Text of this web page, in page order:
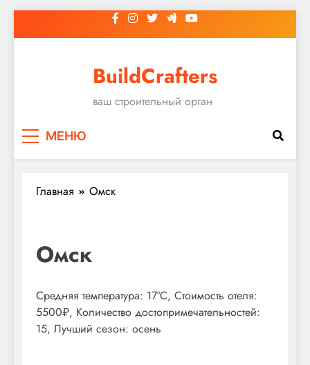
к
BuildCrafters
ваш строительный орган
МЕНЮ
Главная Омск
Омск
Средняя температура: 17°C, Стоимость отеля:
5500₽, Количество достопримечательностей:
15, Лучший сезон: осень